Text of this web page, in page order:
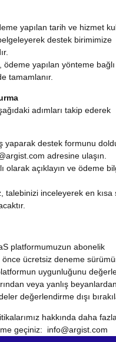
yapılan tarih ve hizmet
destek birimimize
ödeme yapılan yönteme
tamamlanır.
adımları takip ederek
yaparak destek formunu
adresine ulaşın.
olarak açıklayın ve ödeme
talebinizi inceleyerek en kısa
platformumuzun abonelik
önce ücretsiz deneme
uygunluğunu
veya yanlış beyanlardan
değerlendirme dışı
hakkında daha
geçiniz: info@argist.com